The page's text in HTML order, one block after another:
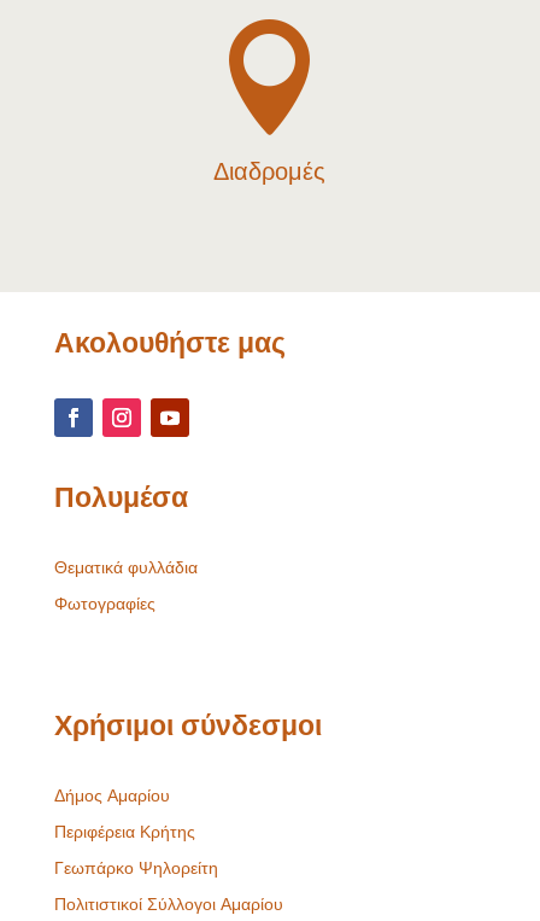

Διαδρομές
Ακολουθήστε μας
Πολυμέσα
Θεματικά φυλλάδια
Φωτογραφίες
Χρήσιμοι σύνδεσμοι
Δήμος Αμαρίου
Περιφέρεια Κρήτης
Γεωπάρκο Ψηλορείτη
Πολιτιστικοί Σύλλογοι Αμαρίου